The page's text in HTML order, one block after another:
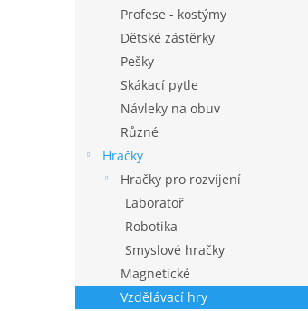
Profese - kostýmy
Dětské zástěrky
Pešky
Skákací pytle
Návleky na obuv
Různé
Hračky
Hračky pro rozvíjení
Laboratoř
Robotika
Smyslové hračky
Magnetické
Vzdělávací hry